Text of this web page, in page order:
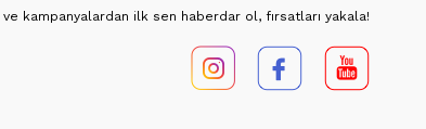
kampanyalardan ilk sen haberdar ol, fırsatları yakala!